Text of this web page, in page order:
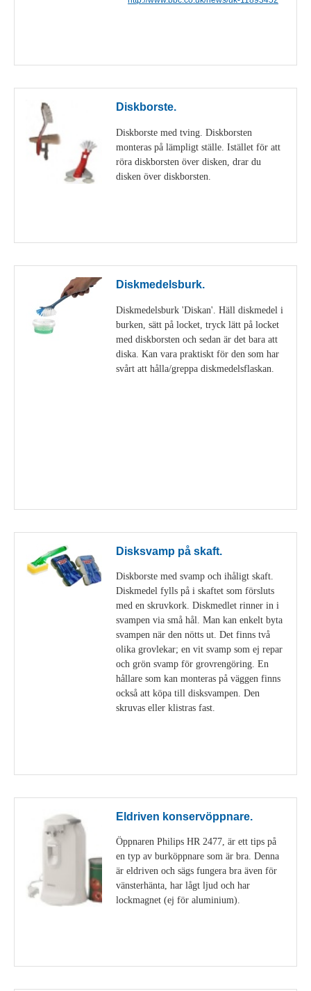
Diskborste.
Diskborste med tving. Diskborsten
monteras på lämpligt ställe. Istället för att
röra diskborsten över disken, drar du
disken över diskborsten.
Diskmedelsburk.
Diskmedelsburk 'Diskan'. Häll diskmedel i
burken, sätt på locket, tryck lätt på locket
med diskborsten och sedan är det bara att
diska. Kan vara praktiskt för den som har
svårt att hålla/greppa diskmedelsflaskan.
Disksvamp på skaft.
Diskborste med svamp och ihåligt skaft.
Diskmedel fylls på i skaftet som försluts
med en skruvkork. Diskmedlet rinner in i
svampen via små hål. Man kan enkelt byta
svampen när den nötts ut. Det finns två
olika grovlekar; en vit svamp som ej repar
och grön svamp för grovrengöring. En
hållare som kan monteras på väggen finns
också att köpa till disksvampen. Den
skruvas eller klistras fast.
Eldriven konservöppnare.
Öppnaren Philips HR 2477, är ett tips på
en typ av burköppnare som är bra. Denna
är eldriven och sägs fungera bra även för
vänsterhänta, har lågt ljud och har
lockmagnet (ej för aluminium).